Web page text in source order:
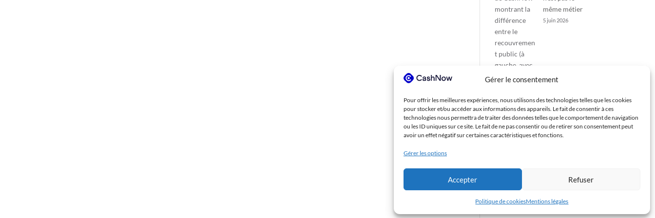
Gérer le consentement
Pour offrir les meilleures expériences, nous utilisons des technologies telles que les cookies
pour stocker et/ou accéder aux informations des appareils. Le fait de consentir à ces
technologies nous permettra de traiter des données telles que le comportement de navigation
ou les ID uniques sur ce site. Le fait de ne pas consentir ou de retirer son consentement peut
avoir un effet négatif sur certaines caractéristiques et fonctions.
Gérer les options
Accepter Refuser
Politique de cookiesMentions légales
même métier
5 juin 2026